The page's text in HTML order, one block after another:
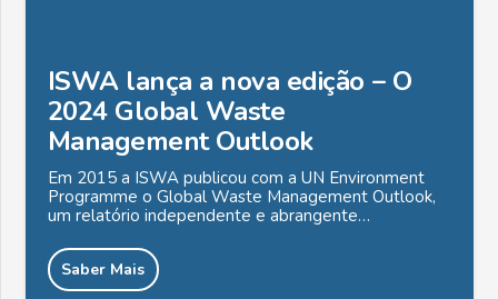
ISWA lança a nova edição – O
2024 Global Waste
Management Outlook
Em 2015 a ISWA publicou com a UN Environment
Programme o Global Waste Management Outlook,
um relatório independente e abrangente…
Saber Mais